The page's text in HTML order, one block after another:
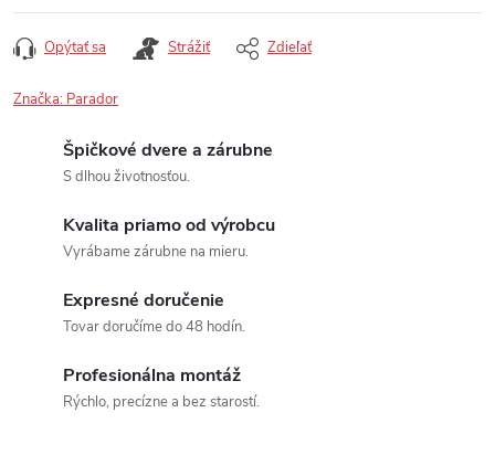
Opýtať sa Strážiť Zdieľať
Značka: Parador
Špičkové dvere a zárubne
S dlhou životnosťou.
Kvalita priamo od výrobcu
Vyrábame zárubne na mieru.
Expresné doručenie
Tovar doručíme do 48 hodín.
Profesionálna montáž
Rýchlo, precízne a bez starostí.